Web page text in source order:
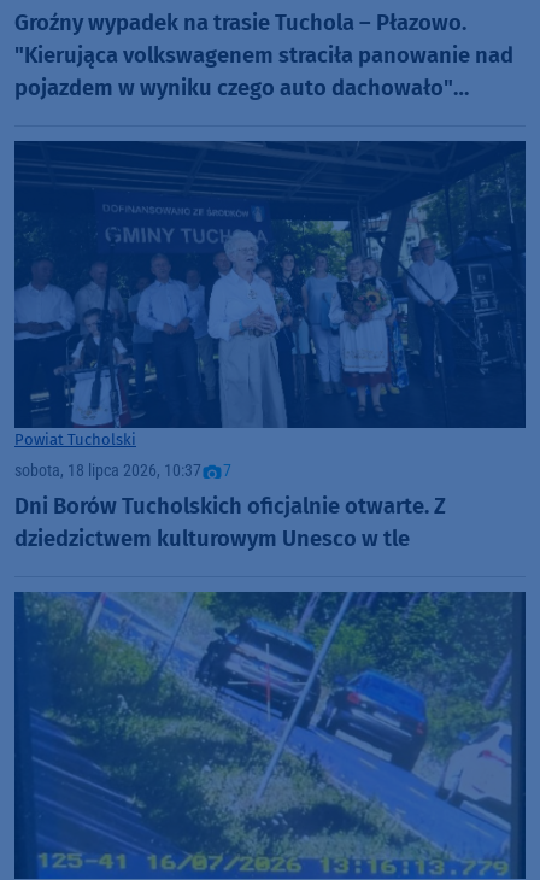
Groźny wypadek na trasie Tuchola – Płazowo.
"Kierująca volkswagenem straciła panowanie nad
pojazdem w wyniku czego auto dachowało"
Powiat Tucholski
sobota, 18 lipca 2026, 10:37 7
Dni Borów Tucholskich oficjalnie otwarte. Z
dziedzictwem kulturowym Unesco w tle